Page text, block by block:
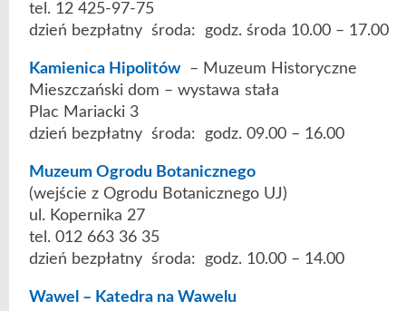
tel. 12 425-97-75
dzień bezpłatny środa: godz. środa 10.00 – 17.00
Kamienica Hipolitów– Muzeum Historyczne
Mieszczański dom – wystawa stała
Plac Mariacki 3
dzień bezpłatny środa: godz. 09.00 – 16.00
Muzeum Ogrodu Botanicznego
(wejście z Ogrodu Botanicznego UJ)
ul. Kopernika 27
tel. 012 663 36 35
dzień bezpłatny środa: godz. 10.00 – 14.00
Wawel – Katedra na Wawelu